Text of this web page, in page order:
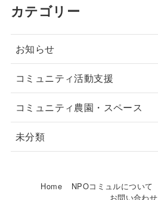
カテゴリー
お知らせ
コミュニティ活動支援
コミュニティ農園・スペース
未分類
Home NPOコミュルについて
お問い合わせ